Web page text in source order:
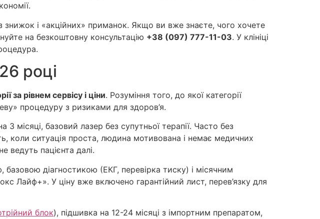
і «акційних» приманок. Якщо ви вже знаєте, чого хочете
на безкоштовну консультацію +38 (097) 777-11-03. У клініці
році
за рівнем сервісу і ціни. Розуміння того, до якої категорії
процедуру з ризиками для здоров’я.
місяці, базовий лазер без супутньої терапії. Часто без
коли ситуація проста, людина мотивована і немає медичних
ведуть пацієнта далі.
базовою діагностикою (ЕКГ, перевірка тиску) і місячним
Лайф+». У ціну вже включено гарантійний лист, перев’язку для
блок), підшивка на 12-24 місяці з імпортним препаратом,